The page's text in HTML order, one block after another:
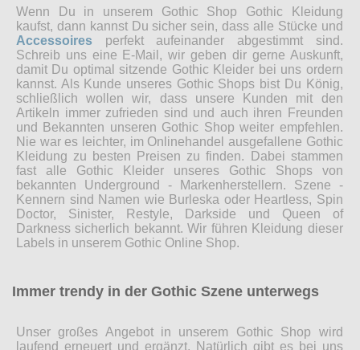
Wenn Du in unserem Gothic Shop Gothic Kleidung
kaufst, dann kannst Du sicher sein, dass alle Stücke und
Accessoires perfekt aufeinander abgestimmt sind.
Schreib uns eine E-Mail, wir geben dir gerne Auskunft,
damit Du optimal sitzende Gothic Kleider bei uns ordern
kannst. Als Kunde unseres Gothic Shops bist Du König,
schließlich wollen wir, dass unsere Kunden mit den
Artikeln immer zufrieden sind und auch ihren Freunden
und Bekannten unseren Gothic Shop weiter empfehlen.
Nie war es leichter, im Onlinehandel ausgefallene Gothic
Kleidung zu besten Preisen zu finden. Dabei stammen
fast alle Gothic Kleider unseres Gothic Shops von
bekannten Underground - Markenherstellern. Szene -
Kennern sind Namen wie Burleska oder Heartless, Spin
Doctor, Sinister, Restyle, Darkside und Queen of
Darkness sicherlich bekannt. Wir führen Kleidung dieser
Labels in unserem Gothic Online Shop.
Immer trendy in der Gothic Szene unterwegs
Unser großes Angebot in unserem Gothic Shop wird
laufend erneuert und ergänzt. Natürlich gibt es bei uns